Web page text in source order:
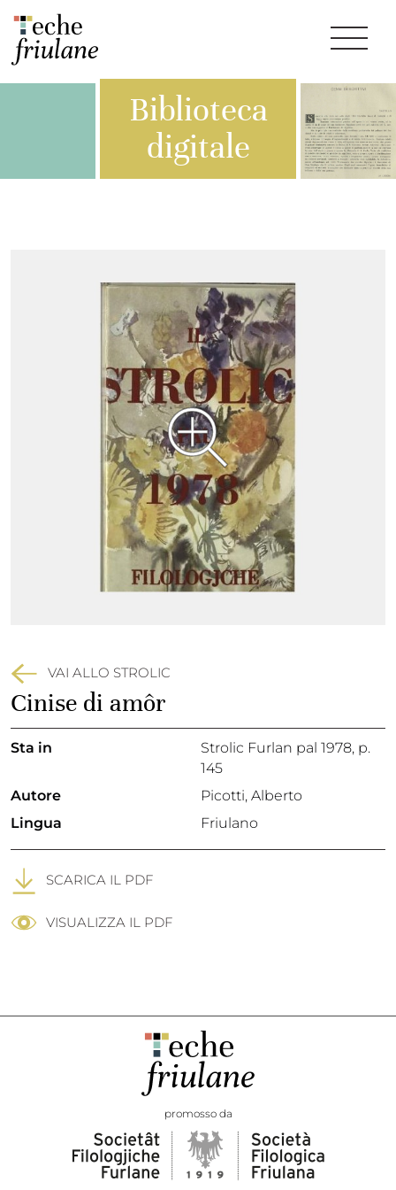
Biblioteca
digitale
VAI ALLO STROLIC
Cinise di amôr
Sta in Strolic Furlan pal 1978, p.
145
Autore
Picotti, Alberto
Lingua
Friulano
SCARICA IL PDF
VISUALIZZA IL PDF
promosso da